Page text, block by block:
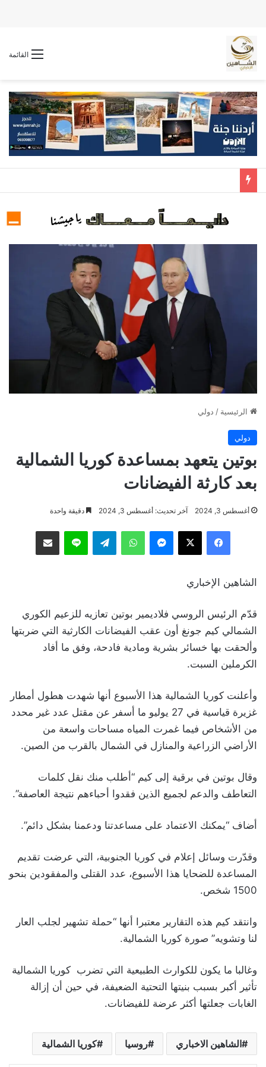
القائمة
الرئيسية / دولي
دولي
بوتين يتعهد بمساعدة كوريا الشمالية
بعد كارثة الفيضانات
أغسطس 3, 2024 آخر تحديث: أغسطس 3, 2024 دقيقة واحدة
فيسبوك ‫X ماسنجر واتساب تيلقرام لاين مشاركة عبر البريد
الشاهين الإخباري
قدّم الرئيس الروسي فلاديمير بوتين تعازيه للزعيم الكوري
الشمالي كيم جونغ أون عقب الفيضانات الكارثية التي ضربتها
وألحقت بها خسائر بشرية ومادية فادحة، وفق ما أفاد
الكرملين السبت.
وأعلنت كوريا الشمالية هذا الأسبوع أنها شهدت هطول أمطار
غزيرة قياسية في 27 يوليو ما أسفر عن مقتل عدد غير محدد
من الأشخاص فيما غمرت المياه مساحات واسعة من
الأراضي الزراعية والمنازل في الشمال بالقرب من الصين.
وقال بوتين في برقية إلى كيم “أطلب منك نقل كلمات
التعاطف والدعم لجميع الذين فقدوا أحباءهم نتيجة العاصفة”.
أضاف “يمكنك الاعتماد على مساعدتنا ودعمنا بشكل دائم”.
وقدّرت وسائل إعلام في كوريا الجنوبية، التي عرضت تقديم
المساعدة للضحايا هذا الأسبوع، عدد القتلى والمفقودين بنحو
1500 شخص.
وانتقد كيم هذه التقارير معتبرا أنها “حملة تشهير لجلب العار
لنا وتشويه” صورة كوريا الشمالية.
وغالبا ما يكون للكوارث الطبيعية التي تضرب كوريا الشمالية
تأثير أكبر بسبب بنيتها التحتية الضعيفة، في حين أن إزالة
الغابات جعلتها أكثر عرضة للفيضانات.
الشاهين الاخباري روسيا كوريا الشمالية